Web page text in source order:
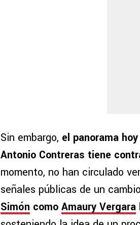
Sin embargo, el panorama
Antonio Contreras tiene
momento, no han circulado
señales públicas de un
Simón como Amaury Vergara